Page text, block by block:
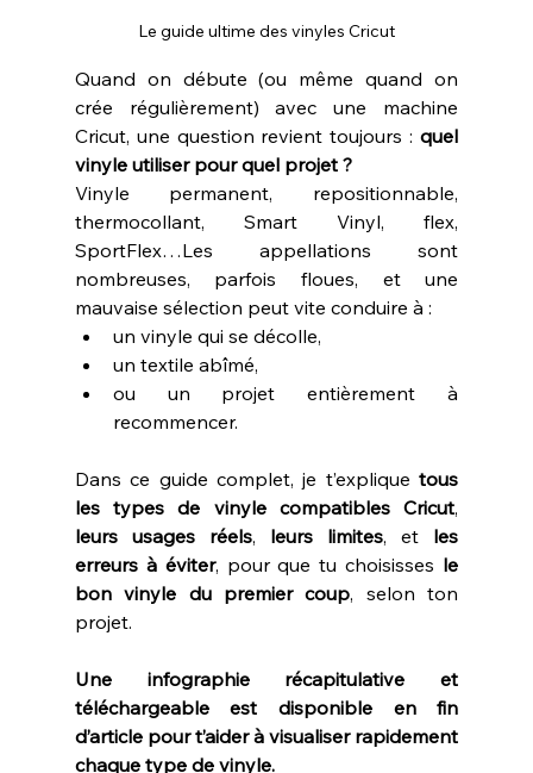
Le guide ultime des vinyles Cricut
Quand on débute (ou même quand on
crée régulièrement) avec une machine
Cricut, une question revient toujours : quel
vinyle utiliser pour quel projet ?
Vinyle permanent, repositionnable,
thermocollant, Smart Vinyl, flex,
SportFlex…Les appellations sont
nombreuses, parfois floues, et une
mauvaise sélection peut vite conduire à :
un vinyle qui se décolle,
un textile abîmé,
ou un projet entièrement à
recommencer.
Dans ce guide complet, je t’explique tous
les types de vinyle compatibles Cricut
leurs usages réels, leurs limites, et les
erreurs à éviter, pour que tu choisisses le
bon vinyle du premier coup, selon ton
projet.
Une infographie récapitulative et
téléchargeable est disponible en fin
d’article pour t’aider à visualiser rapidement
chaque type de vinyle.